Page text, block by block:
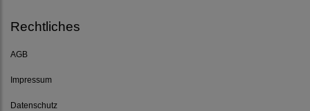
Rechtliches
AGB
Impressum
Datenschutz